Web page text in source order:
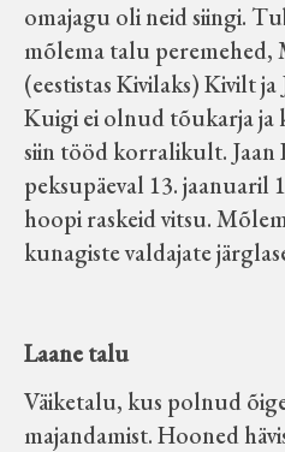
Koduleht on teoks
omajagu oli neid siingi.
mõlema talu
(eestistas Kivilaks) Kivilt
Kuigi ei olnud tõukarja
siin tööd korralikult. Jaan
peksupäeval 13. jaanuaril
hoopi raskeid vitsu.
kunagiste valdajate
Laane talu
Väiketalu, kus polnud
majandamist. Hooned